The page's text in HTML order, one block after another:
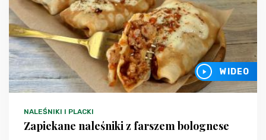
WIDEO
NALEŚNIKI I PLACKI
Zapiekane naleśniki z farszem bolognese